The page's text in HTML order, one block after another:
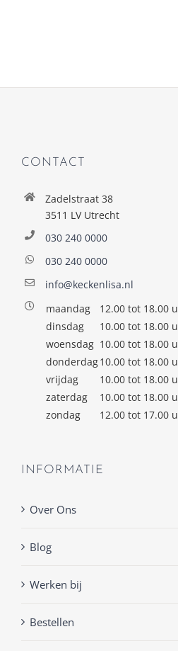
CONTACT
Zadelstraat 38
3511 LV Utrecht
030 240 0000
030 240 0000
info@keckenlisa.nl
maandag
12.00 tot 18.00 u
dinsdag
10.00 tot 18.00 u
woensdag 10.00 tot 18.00 u
donderdag10.00 tot 18.00 u
vrijdag
10.00 tot 18.00 u
zaterdag
10.00 tot 18.00 u
zondag
12.00 tot 17.00 u
INFORMATIE
Over Ons
Blog
Werken bij
Bestellen